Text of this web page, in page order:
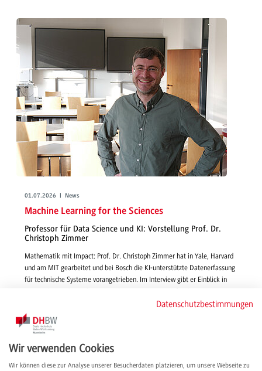
01.07.2026 | News
Machine Learning for the Sciences
Professor für Data Science und KI: Vorstellung Prof. Dr.
Christoph Zimmer
Mathematik mit Impact: Prof. Dr. Christoph Zimmer hat in Yale, Harvard
und am MIT gearbeitet und bei Bosch die KI-unterstützte Datenerfassung
für technische Systeme vorangetrieben. Im Interview gibt er Einblick in
entschieden hat und teilt seine internationalen Erfahrungen.
weiterlesen
Datenschutzbestimmungen
Wir verwenden Cookies
Wir können diese zur Analyse unserer Besucherdaten platzieren, um unsere Webseite zu